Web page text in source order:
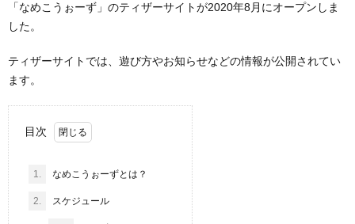
「なめこうぉーず」のティザーサイトが2020年8月にオープンしま
した。
ティザーサイトでは、遊び方やお知らせなどの情報が公開されてい
ます。
目次
1. なめこうぉーずとは？
2. スケジュール